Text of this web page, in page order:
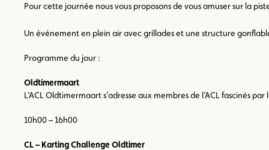
Pour cette journée nous vous proposons de vous amuser sur la
Un événement en plein air avec grillades et une structure
Programme du jour :
Oldtimermaart
L’ACL Oldtimermaart s’adresse aux membres de l’ACL fascinés
10h00 – 16h00
CL – Karting Challenge Oldtimer